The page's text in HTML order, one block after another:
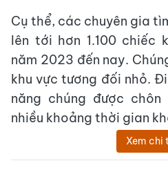
Cụ thể, các chuyên gia
lên tới hơn 1.100 chiếc
năm 2023 đến nay.
khu vực tương đối nhỏ.
năng chúng được
nhiều khoảng thời gian
Xem chi